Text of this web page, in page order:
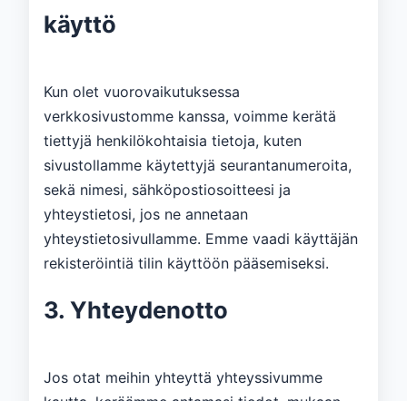
käyttö
Kun olet vuorovaikutuksessa
verkkosivustomme kanssa, voimme kerätä
tiettyjä henkilökohtaisia ​​tietoja, kuten
sivustollamme käytettyjä seurantanumeroita,
sekä nimesi, sähköpostiosoitteesi ja
yhteystietosi, jos ne annetaan
yhteystietosivullamme. Emme vaadi käyttäjän
rekisteröintiä tilin käyttöön pääsemiseksi.
3. Yhteydenotto
Jos otat meihin yhteyttä yhteyssivumme